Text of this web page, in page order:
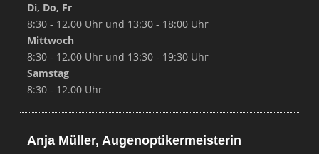
Di, Do, Fr
8:30 - 12.00 Uhr und 13:30 - 18:00 Uhr
Mittwoch
8:30 - 12.00 Uhr und 13:30 - 19:30 Uhr
Samstag
8:30 - 12.00 Uhr
Anja Müller, Augenoptikermeisterin